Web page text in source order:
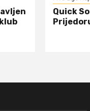
Quick